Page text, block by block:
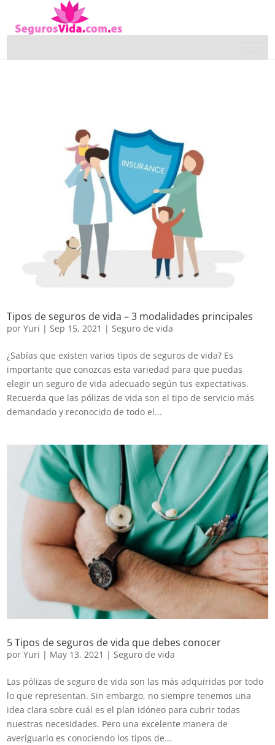
Tipos de seguros de vida – 3 modalidades principales
porYuri |Sep 15, 2021 |Seguro de vida
¿Sabías que existen varios tipos de seguros de vida? Es
importante que conozcas esta variedad para que puedas
elegir un seguro de vida adecuado según tus expectativas.
Recuerda que las pólizas de vida son el tipo de servicio más
demandado y reconocido de todo el...
5 Tipos de seguros de vida que debes conocer
porYuri | May 13, 2021 |Seguro de vida
Las pólizas de seguro de vida son las más adquiridas por todo
lo que representan. Sin embargo, no siempre tenemos una
idea clara sobre cuál es el plan idóneo para cubrir todas
nuestras necesidades. Pero una excelente manera de
averiguarlo es conociendo los tipos de...